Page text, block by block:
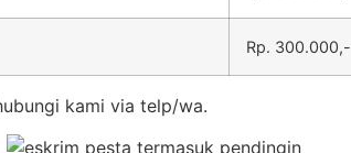
Rp. 300.000,-
kami via telp/wa.